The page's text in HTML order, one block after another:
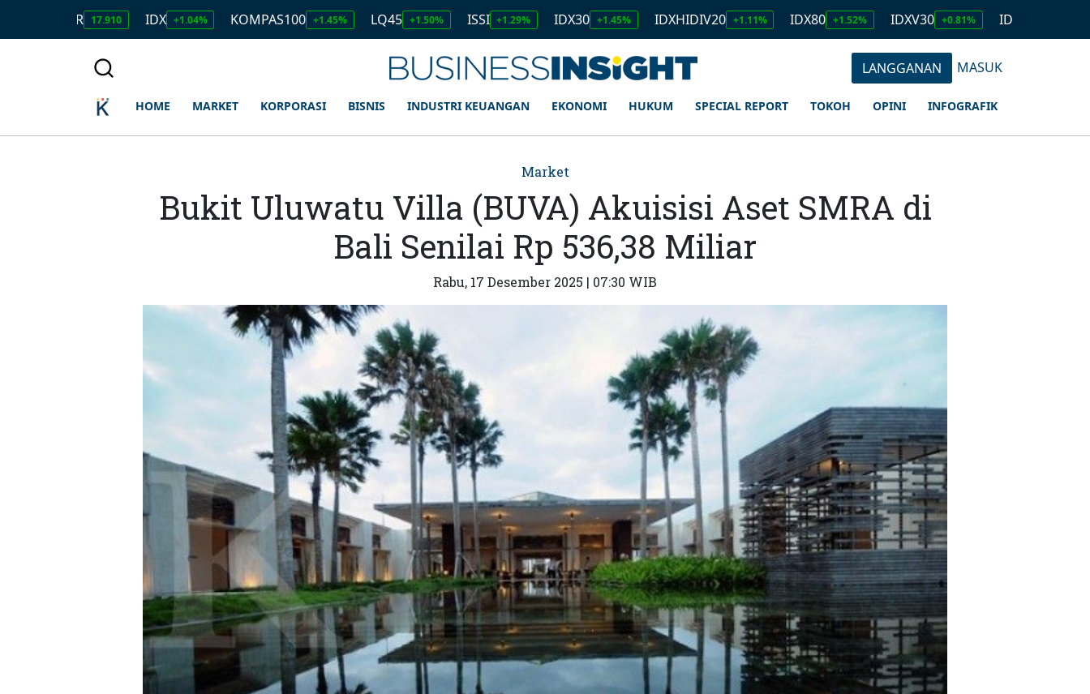
IDX +1.04% KOMPAS100 +1.45% LQ45 +1.50% ISSI +1.29% IDX30 +1.45% IDXHIDIV20 +1.11% IDX80 +1.52% IDXV30 +0.81% IDXQ30 +1.23%
LANGGANAN MASUK
HOME MARKET KORPORASI BISNIS INDUSTRI KEUANGAN EKONOMI HUKUM SPECIAL REPORT TOKOH OPINI INFOGRAFIK
Market
Bukit Uluwatu Villa (BUVA) Akuisisi Aset SMRA di
Bali Senilai Rp 536,38 Miliar
Rabu, 17 Desember 2025 | 07:30 WIB